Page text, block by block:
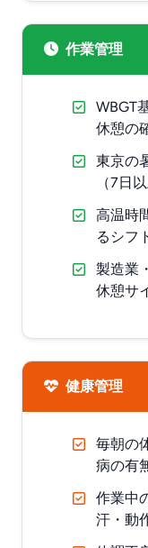
作業管理
WBGT
休憩の
東京の
（7日
高温時
るシフ
製造業
休憩サ
健康管理
毎朝の
病の有
作業中
汗・動